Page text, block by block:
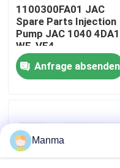
Treten Sie mit uns in
Fordern Sie ein Zitat
ISUZU Truck Parts
Isuzu Engine Parts
1100300FA01 JAC
Spare Parts Injection
Pump JAC 1040 4DA1
WF-VE4
11F1900L002
Anfrage absenden
Manma